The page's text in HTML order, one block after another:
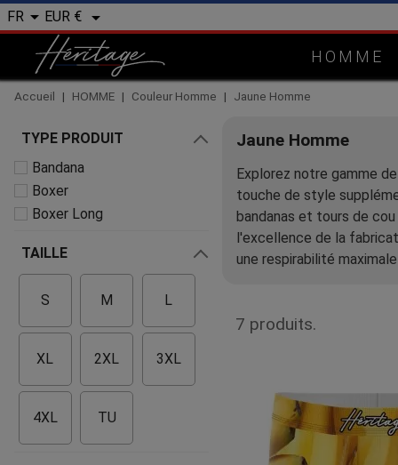
FR  EUR € 
HOMME
Accueil HOMME Couleur Homme Jaune Homme
TYPE PRODUIT
Bandana
Boxer
Boxer Long
TAILLE
S M L
XL 2XL 3XL
4XL TU
Jaune Homme
Explorez notre gamme
touche de style
bandanas et tours de
l'excellence de la
une respirabilité maximale
7 produits.